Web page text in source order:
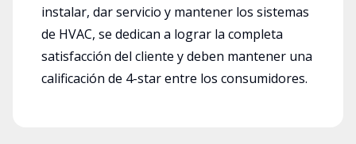
instalar, dar servicio y mantener los sistemas
de HVAC, se dedican a lograr la completa
satisfacción del cliente y deben mantener una
calificación de 4-star entre los consumidores.